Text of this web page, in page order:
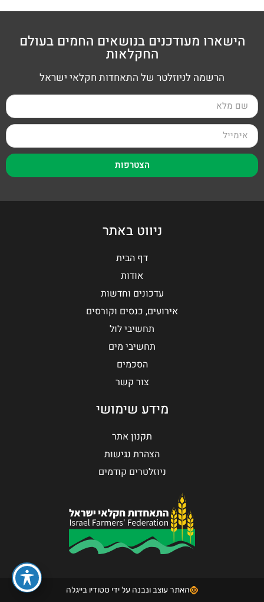
הישארו מעודכנים בנושאים החמים בעולם
החקלאות
הרשמה לניוזלטר של התאחדות חקלאי ישראל
הצטרפות
ניווט באתר
דף הבית
אודות
עדכונים וחדשות
אירועים, כנסים וקורסים
תחשיבי לול
תחשיבי מים
הסכמים
צור קשר
מידע שימושי
תקנון אתר
הצהרת נגישות
ניוזלטרים קודמים
האתר עוצב ונבנה על ידי סטודיו בייגלה